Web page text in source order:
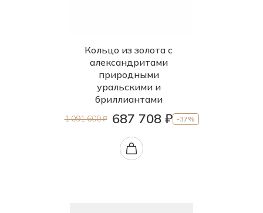
Кольцо из золота с
александритами
природными
уральскими и
бриллиантами
1 091 600 ₽ 687 708 ₽ -37%